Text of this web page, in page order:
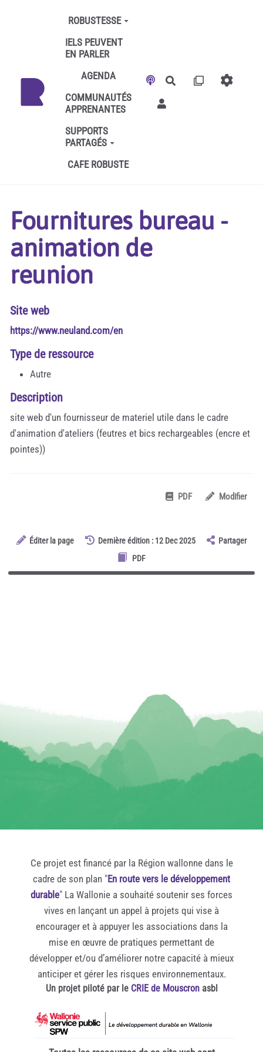
Aller au contenu principal
ROBUSTESSE
IELS PEUVENT
EN PARLER
AGENDA
COMMUNAUTÉS
APPRENANTES
SUPPORTS
PARTAGÉS
CAFE ROBUSTE
Rechercher
Fournitures bureau -
animation de
reunion
Site web
https://www.neuland.com/en
Type de ressource
Autre
Description
site web d'un fournisseur de materiel utile dans le cadre
d'animation d'ateliers (feutres et bics rechargeables (encre et
pointes))
PDF Modifier
Éditer la page Dernière édition : 12 Dec 2025
Partager
PDF
Ce projet est financé par la Région wallonne dans le
cadre de son plan "En route vers le développement
durable" La Wallonie a souhaité soutenir ses forces
vives en lançant un appel à projets qui vise à
encourager et à appuyer les associations dans la
mise en œuvre de pratiques permettant de
développer et/ou d’améliorer notre capacité à mieux
anticiper et gérer les risques environnementaux.
Un projet piloté par le CRIE de Mouscronasbl